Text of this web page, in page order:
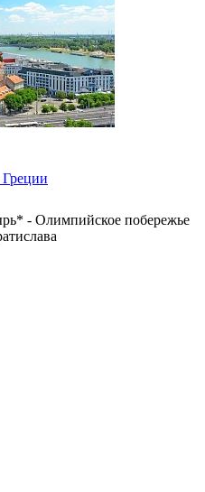
- Олимпийское побережье